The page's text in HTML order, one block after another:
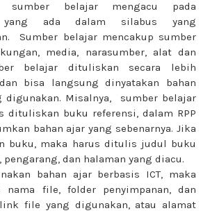
belajar mengacu pada
yang ada dalam silabus yang
Sumber belajar mencakup sumber
media, narasumber, alat dan
belajar dituliskan secara lebih
bisa langsung dinyatakan bahan
digunakan. Misalnya, sumber belajar
dituliskan buku referensi, dalam RPP
bahan ajar yang sebenarnya. Jika
buku, maka harus ditulis judul buku
dan halaman yang diacu.
bahan ajar berbasis ICT, maka
file, folder penyimpanan, dan
file yang digunakan, atau alamat